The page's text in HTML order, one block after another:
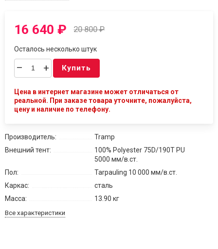
16 640₽ 20 800₽
Осталось несколько штук
– + Купить
Цена в интернет магазине может отличаться от
реальной. При заказе товара уточните, пожалуйста,
цену и наличие по телефону.
Производитель:
Tramp
Внешний тент:
100% Polyester 75D/190T PU
5000 мм/в.ст.
Пол:
Tarpauling 10 000 мм/в.ст.
Каркас:
сталь
Масса:
13.90 кг
Все характеристики